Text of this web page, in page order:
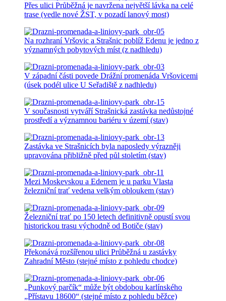
Přes ulici Průběžná je navržena největší lávka na celé
trase (vedle nové ŽST, v pozadí lanový most)
Na rozhraní Vršovic a Strašnic poblíž Edenu je jedno z
významných pobytových míst (z nadhledu)
V západní části povede Drážní promenáda Vršovicemi
(úsek podél ulice U Seřadiště z nadhledu)
V současnosti vytváří Strašnická zastávka nedůstojné
prostředí a významnou bariéru v území (stav)
Zastávka ve Strašnicích byla naposledy výrazněji
upravována přibližně před půl stoletím (stav)
Mezi Moskevskou a Edenem je u parku Vlasta
železniční trať vedena velkým obloukem (stav)
Železniční trať po 150 letech definitivně opustí svou
historickou trasu východně od Botiče (stav)
Překonává rozšířenou ulici Průběžná u zastávky
Zahradní Město (stejné místo z pohledu chodce)
„Punkový parčík“ může být obdobou karlínského
„Přístavu 18600“ (stejné místo z pohledu běžce)